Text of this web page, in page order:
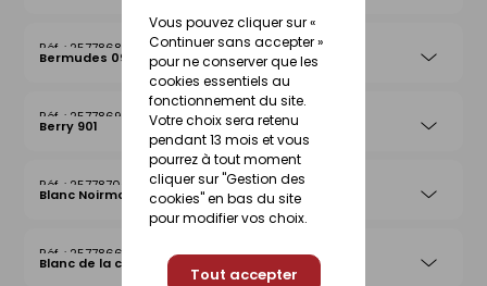
Vous pouvez cliquer sur «
Continuer sans accepter »
pour ne conserver que les
cookies essentiels au
fonctionnement du site.
Votre choix sera retenu
pendant 13 mois et vous
pourrez à tout moment
cliquer sur "Gestion des
cookies" en bas du site
pour modifier vos choix.
Tout accepter
25778687
Bermudes 097
25778694
Berry 901
25778700
Blanc Noirmoutier 013
25778663
Blanc de la côte